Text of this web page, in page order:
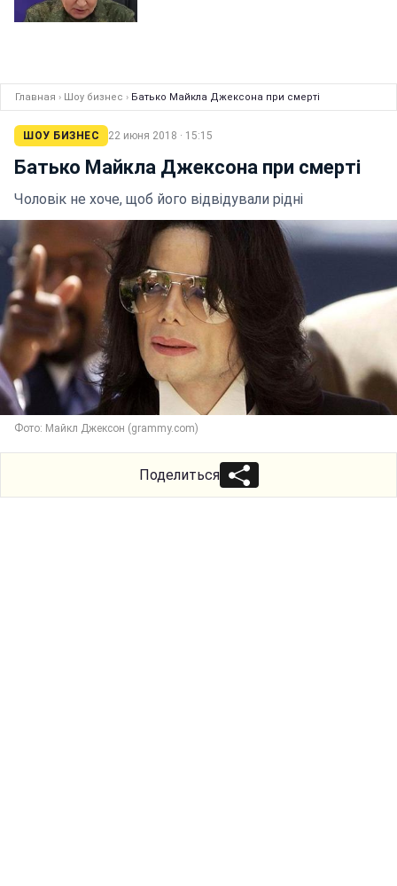
Главная › Шоу бизнес › Батько Майкла Джексона при смерті
ШОУ БИЗНЕС 22 июня 2018 · 15:15
Батько Майкла Джексона при смерті
Чоловік не хоче, щоб його відвідували рідні
Фото: Майкл Джексон (grammy.com)
Поделиться